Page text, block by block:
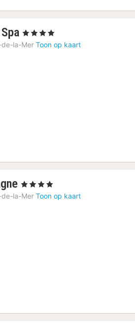
1
nacht
, 4 Sterren
de-la-Mer Toon op kaart
1
nacht
, 4 Sterren
de-la-Mer Toon op kaart